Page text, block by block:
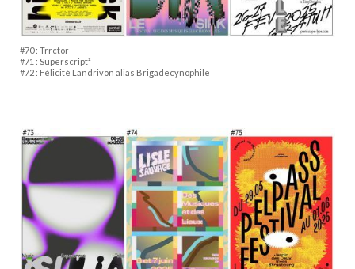
#70 : Trrctor
#71 : Superscript²
#72 : Félicité Landrivon alias Brigadecynophile